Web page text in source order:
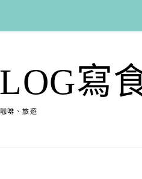
寫
啡、旅遊